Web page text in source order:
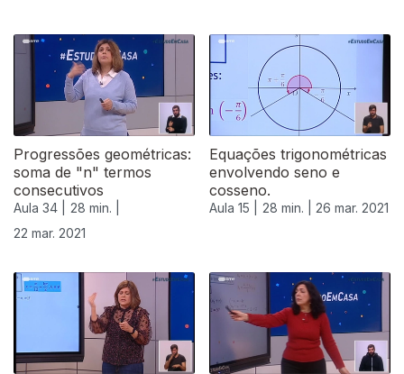
Progressões geométricas:
soma de "n" termos
consecutivos
Aula 34 |
28 min. |
22 mar. 2021
Equações trigonométricas
envolvendo seno e
cosseno.
Aula 15 | 28 min. | 26 mar. 2021
532956